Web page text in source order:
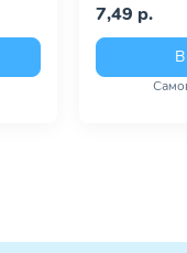
7,49 р.